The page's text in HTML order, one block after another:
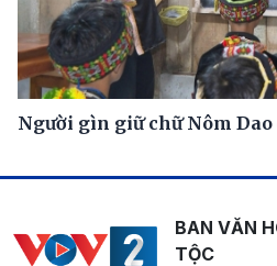
Người gìn giữ chữ Nôm Dao
BAN VĂN
TỘC